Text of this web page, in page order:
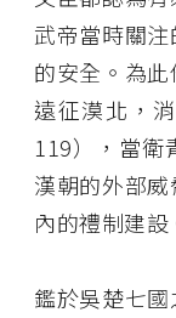
武帝當時關
的安全。為
遠征漠北，
119），當衛
漢朝的外部
內的禮制建設
鑑於吳楚七